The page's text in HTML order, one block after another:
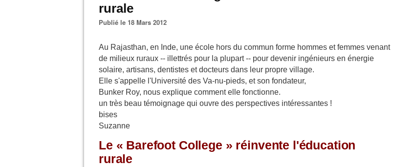
rurale
Publié le 18 Mars 2012
Au Rajasthan, en Inde, une école hors du commun forme hommes et femmes venant
de milieux ruraux -- illettrés pour la plupart -- pour devenir ingénieurs en énergie
solaire, artisans, dentistes et docteurs dans leur propre village.
Elle s'appelle l'Université des Va-nu-pieds, et son fondateur,
Bunker Roy, nous explique comment elle fonctionne.
un très beau témoignage qui ouvre des perspectives intéressantes !
bises
Suzanne
Le « Barefoot College » réinvente l'éducation
rurale